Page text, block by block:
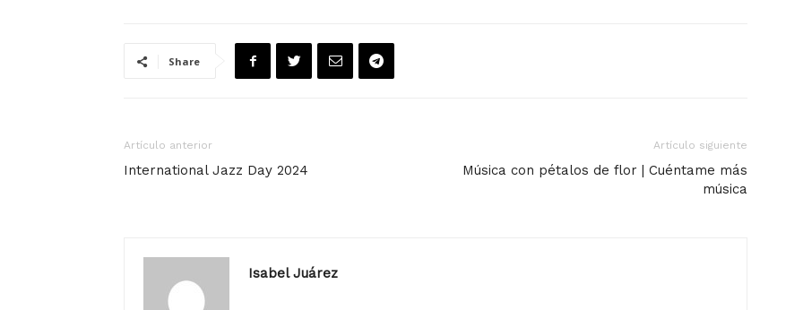
Share
Artículo anterior
International Jazz Day 2024
Artículo siguiente
Música con pétalos de flor | Cuéntame más
música
Isabel Juárez